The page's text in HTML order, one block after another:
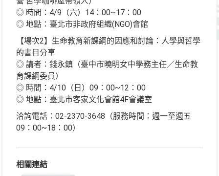
◎ 時間：4/9（六）14：00~17：00
◎ 地點：臺北市非政府組織(NGO)會館
【場次2】生命教育新課綱的因應和討論：人學與哲學
的書目分享
◎ 講者：錢永鎮（臺中市曉明女中學務主任／生命教
育課綱委員）
◎ 時間：4/10（日）09：00~12：00
◎ 地點：臺北市客家文化會館4F會議室
洽詢電話：02-2370-3648（服務時間：週一至週五
09：00~18：00）
相關連結